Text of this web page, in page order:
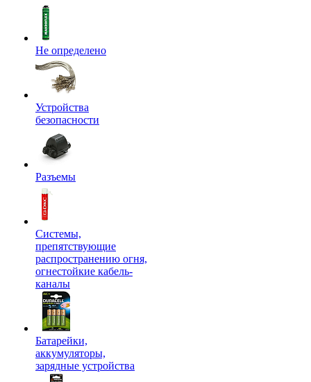
Не определено
Устройства
безопасности
Разъемы
Системы,
препятствующие
распространению огня,
огнестойкие кабель-
каналы
Батарейки,
аккумуляторы,
зарядные устройства